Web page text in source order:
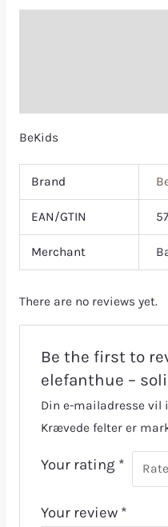
BeKids
Brand
EAN/GTIN
Merchant
There are no reviews yet.
Be the first to
elefanthue –
Din e-mailadresse vil
Krævede felter er
Your rating *
Your review *